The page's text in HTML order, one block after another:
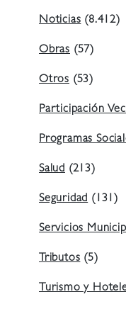
Noticias(8.412)
Obras (57)
Otros (53)
Participación
Programas
Salud (213)
Seguridad(131)
Servicios
Tributos(5)
Turismo y